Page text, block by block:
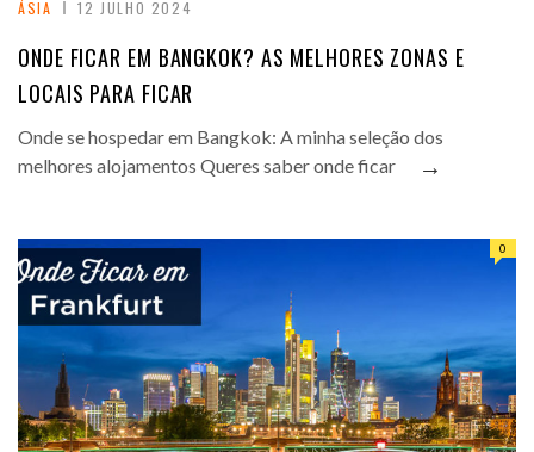
ÁSIA 12 JULHO 2024
ONDE FICAR EM BANGKOK? AS MELHORES ZONAS E
LOCAIS PARA FICAR
Onde se hospedar em Bangkok: A minha seleção dos
melhores alojamentos Queres saber onde ficar
→
0